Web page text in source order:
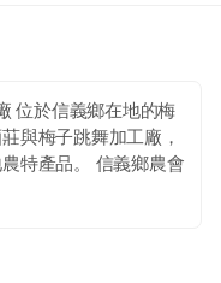
位於信義鄉在地的梅
與梅子跳舞加工廠，
特產品。 信義鄉農會
第一家說故事酒莊為